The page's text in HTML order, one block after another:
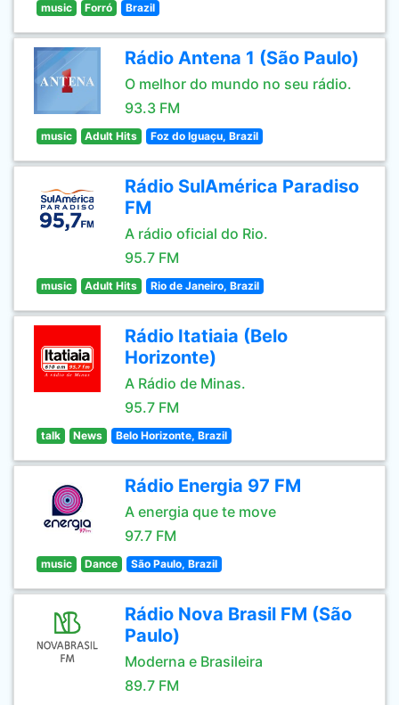
music Forró Brazil
Rádio Antena 1 (São Paulo)
O melhor do mundo no seu rádio.
93.3 FM
music Adult Hits Foz do Iguaçu, Brazil
Rádio SulAmérica Paradiso
FM
A rádio oficial do Rio.
95.7 FM
music Adult Hits Rio de Janeiro, Brazil
Rádio Itatiaia (Belo
Horizonte)
A Rádio de Minas.
95.7 FM
talk News Belo Horizonte, Brazil
Rádio Energia 97 FM
A energia que te move
97.7 FM
music Dance São Paulo, Brazil
Rádio Nova Brasil FM (São
Paulo)
Moderna e Brasileira
89.7 FM